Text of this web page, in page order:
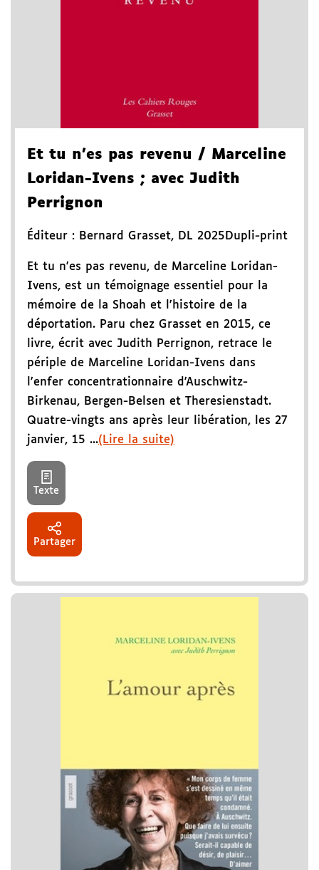
Et tu n'es pas revenu / Marceline
Loridan-Ivens ; avec Judith
Perrignon
Éditeur : Bernard Grasset, DL 2025 Dupli-print
Et tu n'es pas revenu, de Marceline Loridan-
Ivens, est un témoignage essentiel pour la
mémoire de la Shoah et l'histoire de la
déportation. Paru chez Grasset en 2015, ce
livre, écrit avec Judith Perrignon, retrace le
périple de Marceline Loridan-Ivens dans
l'enfer concentrationnaire d'Auschwitz-
Birkenau, Bergen-Belsen et Theresienstadt.
Quatre-vingts ans après leur libération, les 27
janvier, 15 ...(Lire la suite)
Texte
Partager